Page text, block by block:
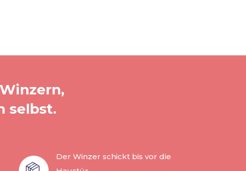
selbst.
Der Winzer schickt bis vor die